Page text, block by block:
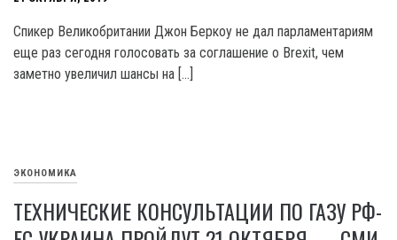
Спикер Великобритании Джон Беркоу не дал парламентариям
еще раз сегодня голосовать за соглашение о Brexit, чем
заметно увеличил шансы на […]
ЭКОНОМИКА
ТЕХНИЧЕСКИЕ КОНСУЛЬТАЦИИ ПО ГАЗУ РФ-